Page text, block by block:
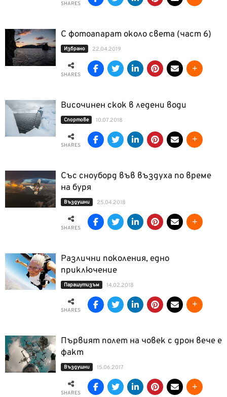
SHARES
С фотоапарат около света (част 6)
Избрано 22.04.2019
SHARES
Височинен скок в ледени води
Спортове 10.07.2018
SHARES
Със сноуборд във въздуха по време
на буря
Въздушни 25.04.2018
SHARES
Различни поколения, едно
приключение
Парашутизъм 14.02.2018
SHARES
Първият полет на човек с дрон вече е
факт
Въздушни 15.06.2017
SHARES